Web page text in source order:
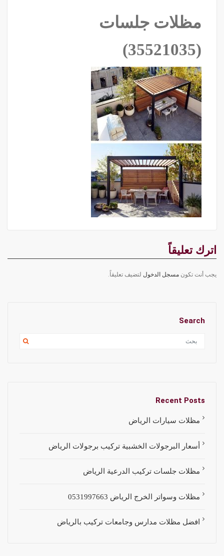
مظلات جلسات
‫(35521035)‬ ‫‬
اترك تعليقاً
يجب أنت تكون مسجل الدخول لتضيف تعليقاً.
Search
Recent Posts
مظلات سيارات الرياض
أسعار البرجولات الخشبية تركيب برجولات الرياض
مظلات جلسات تركيب الدرعية الرياض
مظلات وسواتر الخرج الرياض 0531997663
افضل مظلات مدارس وجامعات تركيب بالرياض